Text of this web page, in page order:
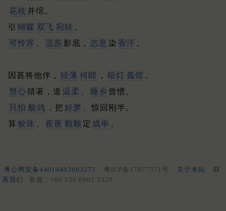
花枝 并绾。
引
蝴蝶 双飞 宛转 。
可怜宵
流苏 影底， 恣意 染 香汗 。
因甚将他伴， 轻薄 何郎 ， 暗灯 孤馆 。
慧心猜著，道 温柔 睡乡 曾惯。
只怕 酸鸡 ，把 好梦
、惊回刚半。
算 鲛珠 夜夜 颗颗 定 成串 。
粤公网安备44010402003275 粤ICP备17077571号 关于本站
联
系我们
客服：+86 136 0901 3320